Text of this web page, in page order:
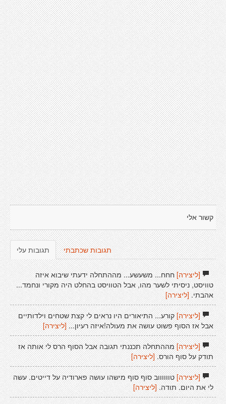
קשור אלי
תגובות עלי תגובות שכתבתי
[ליצירה]חחח... משעשע... מההתחלה ידעתי שיבוא איזה
טוויסט, ניסיתי לשער מהו, אבל הטוויסט בהחלט היה מקורי ונחמד...
אהבתי. [ליצירה]
[ליצירה]קורע... התיאורים היו נראים לי קצת שטחים וילדותיים
אבל אז הסוף פשוט עושה את מעולה!איזה רעיון... [ליצירה]
[ליצירה]מההתחלה תכננתי תגובה אבל הסוף הרס לי אותה אז
תודק על סוף הורס. [ליצירה]
[ליצירה]טווווווב סוף סוף מישהו עושה פארודיה על דייטים. עשה
לי את היום. תודה.[ליצירה]